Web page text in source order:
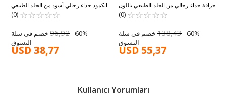
جرافة حذاء رجالي من الجلد الطبيعي باللون
الأسود 250212 M ☆
☆
☆
☆
☆ ★
★
★
★
★
(0)
138,43 60% خصم في سلة
التسوق
USD 55,37
ايكمود حذاء رجالي أسود من الجلد الطبيعي
مبطن بالفرو مقاوم للانزلاق ومقاوم للبرد،
مقاس 450 متر
☆
☆
☆
☆
☆ ★
★
★
★
★
(0)
96,92 60% خصم في سلة
التسوق
USD 38,77
Kullanıcı Yorumları